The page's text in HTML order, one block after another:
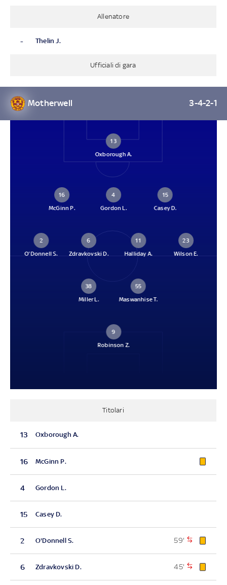
Allenatore
- Thelin J.
Ufficiali di gara
Motherwell 3-4-2-1
13
Oxborough A.
16
McGinn P.
4
Gordon L.
15
Casey D.
2
O'Donnell S.
6
Zdravkovski D.
11
Halliday A.
23
Wilson E.
55
Maswanhise T.
38
Miller L.
9
Robinson Z.
Titolari
13 Oxborough A.
16 McGinn P.
4 Gordon L.
15 Casey D.
2 O'Donnell S. 59'
6 Zdravkovski D. 45'